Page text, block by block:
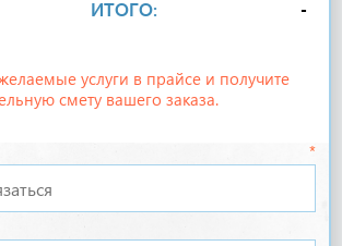
ИТОГО: -
услуги в прайсе и получите
смету вашего заказа.
*